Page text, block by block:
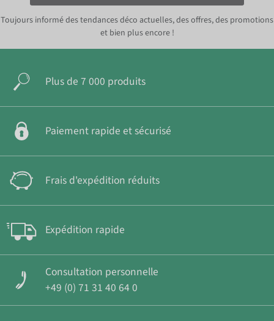
Toujours informé des tendances déco actuelles, des offres, des promotions
et bien plus encore !
Plus de 7 000 produits
Paiement rapide et sécurisé
Frais d'expédition réduits
Expédition rapide
Consultation personnelle
+49 (0) 71 31 40 64 0